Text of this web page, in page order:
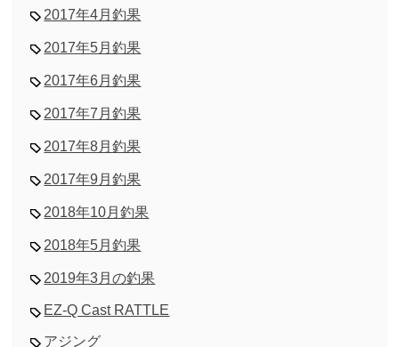
2017年4月釣果
2017年5月釣果
2017年6月釣果
2017年7月釣果
2017年8月釣果
2017年9月釣果
2018年10月釣果
2018年5月釣果
2019年3月の釣果
EZ-Q Cast RATTLE
アジング